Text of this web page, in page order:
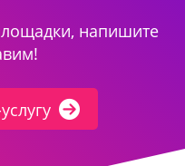
напишите